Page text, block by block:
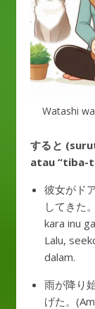
Watashi
すると
atau “tiba-
彼女がド
してきた
kara inu
Lalu,
dalam.
雨が降り
げた。